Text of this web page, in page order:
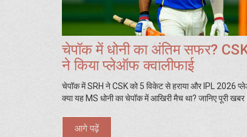
चेपॉक में धोनी का अंतिम सफर? CSK
ने किया प्लेऑफ क्वालीफाई
चेपॉक में SRH ने CSK को 5 विकेट से हराया और IPL 2026
क्या यह MS धोनी का चेपॉक में आखिरी मैच था? जानिए पूरी
आगे पढ़ें